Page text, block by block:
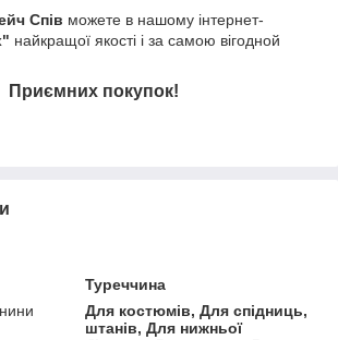
Спів можете в нашому інтернет-
найкращої якості і за самою вігодной
Приємних покупок!
Туреччина
Для костюмів, Для спідниць,
штанів, Для нижньої